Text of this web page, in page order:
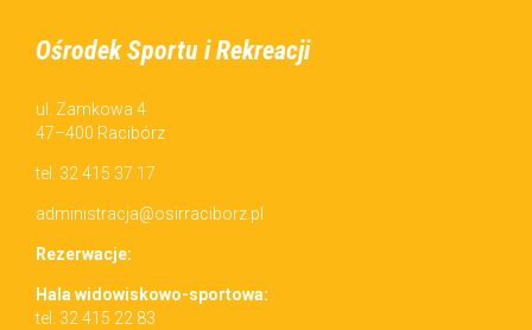
Ośrodek Sportu i Rekreacji
ul. Zamkowa 4
47–400 Racibórz
tel. 32 415 37 17
administracja@osirraciborz.pl
Rez­erwac­je:
Hala wid­owiskowo-sportowa:
tel. 32 415 22 83